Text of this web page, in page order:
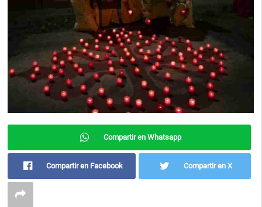
Compartir en Whatsapp
Compartir en Facebook Compartir en X